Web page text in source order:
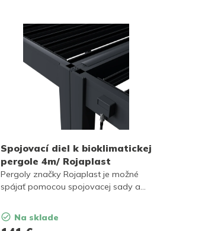
Spojovací diel k bioklimatickej
pergole 4m/ Rojaplast
Pergoly značky Rojaplast je možné
spájať pomocou spojovacej sady a
Na sklade